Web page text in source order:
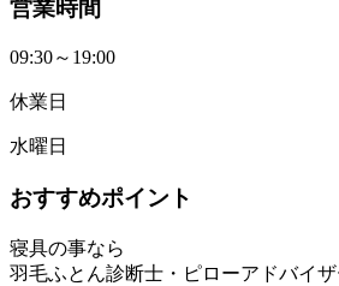
営業時間
09:30～19:00
休業日
水曜日
おすすめポイント
寝具の事なら
羽毛ふとん診断士・ピローアドバイ